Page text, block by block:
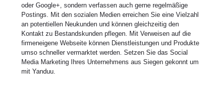
oder Google+, sondern verfassen auch gerne regelmäßige
Postings. Mit den sozialen Medien erreichen Sie eine Vielzahl
an potentiellen Neukunden und können gleichzeitig den
Kontakt zu Bestandskunden pflegen. Mit Verweisen auf die
firmeneigene Webseite können Dienstleistungen und Produkte
umso schneller vermarktet werden. Setzen Sie das Social
Media Marketing Ihres Unternehmens aus Siegen gekonnt um
mit Yanduu.